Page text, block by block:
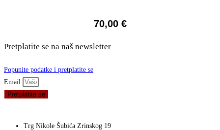
70,00 €
Pretplatite se na naš newsletter
Popunite podatke i pretplatite se
Email
Pretplatite se
Trg Nikole Šubića Zrinskog 19